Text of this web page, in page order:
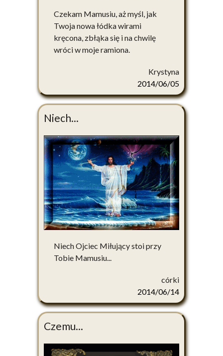
Czekam Mamusiu, aż myśl, jak
Twoja nowa łódka wirami
kręcona, zbłąka się i na chwilę
wróci w moje ramiona.
Krystyna
2014/06/05
Niech...
Niech Ojciec Miłujący stoi przy
Tobie Mamusiu...
córki
2014/06/14
Czemu...